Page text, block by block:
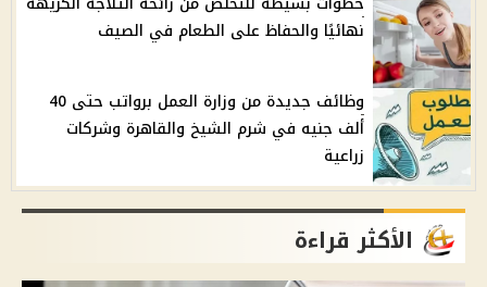
نهائيًا والحفاظ على الطعام في الصيف
وظائف جديدة من وزارة العمل برواتب حتى 40
ألف جنيه في شرم الشيخ والقاهرة وشركات
زراعية
الأكثر قراءة